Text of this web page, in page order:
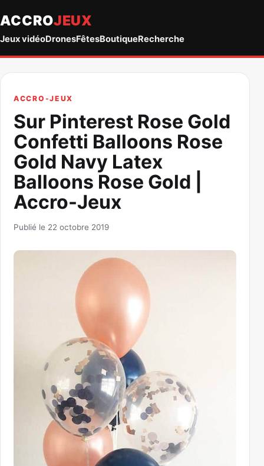
ACCROJEUX
Jeux vidéoDronesFêtesBoutiqueRecherche
ACCRO-JEUX
Sur Pinterest Rose Gold
Confetti Balloons Rose
Gold Navy Latex
Balloons Rose Gold |
Accro-Jeux
Publié le 22 octobre 2019